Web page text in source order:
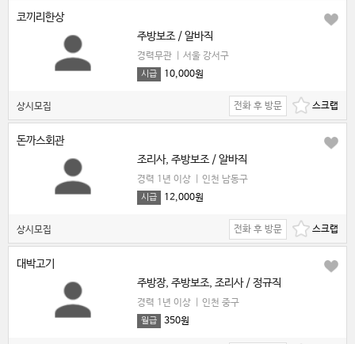
코끼리한상
주방보조 / 알바직
경력무관 서울 강서구
시급 10,000원
상시모집 전화 후 방문
돈까스회관
조리사, 주방보조 / 알바직
경력 1년 이상 인천 남동구
시급 12,000원
상시모집 전화 후 방문
대박고기
주방장, 주방보조, 조리사 / 정규직
경력 1년 이상 인천 중구
월급 350원